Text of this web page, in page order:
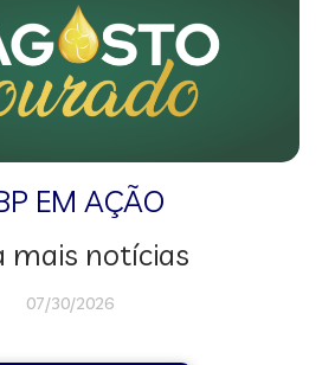
EM AÇÃO
mais notícias
07/30/2026